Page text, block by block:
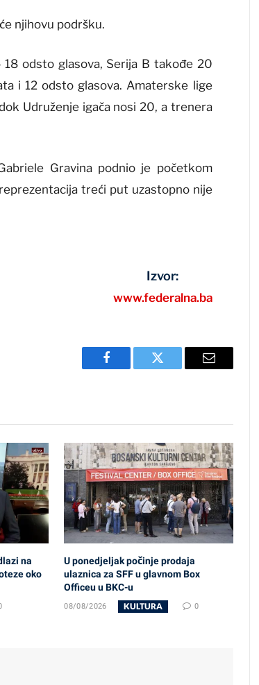
njihovu podršku.
odsto glasova, Serija B takođe 20
i 12 odsto glasova. Amaterske lige
Udruženje igača nosi 20, a trenera
Gravina podnio je početkom
treći put uzastopno nije
Izvor:
www.federalna.ba
Facebook Twitter Email
na
oko
U ponedjeljak počinje prodaja
ulaznica za SFF u glavnom Box
Officeu u BKC-u
08/08/2026 KULTURA 0